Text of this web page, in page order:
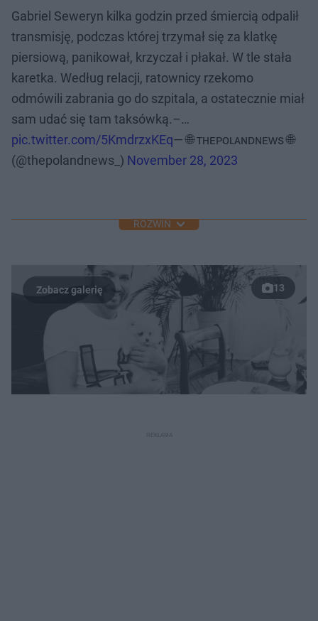
Gabriel Seweryn kilka godzin przed śmiercią odpalił
transmisję, podczas której trzymał się za klatkę
piersiową, panikował, krzyczał i płakał. W tle stała
karetka. Według relacji, ratownicy rzekomo
odmówili zabrania go do szpitala, a ostatecznie miał
sam udać się tam taksówką.–…
pic.twitter.com/5KmdrzxKEq— 🌐 ᴛʜᴇᴘᴏʟᴀɴᴅɴᴇᴡs 🌐
(@thepolandnews_) November 28, 2023
ROZWIŃ
13